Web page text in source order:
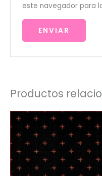
este navegador para
Productos